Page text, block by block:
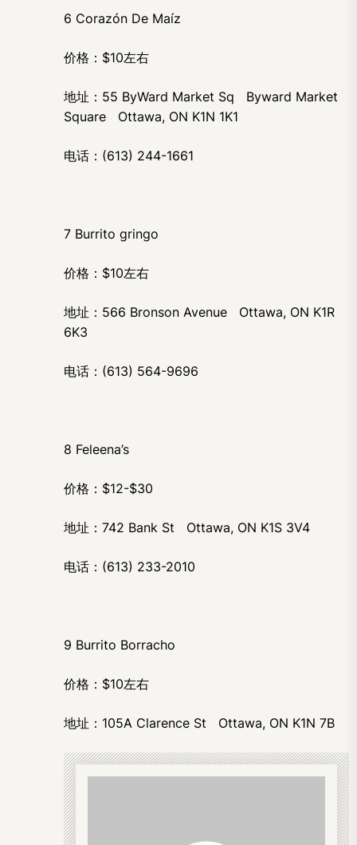
6 Corazón De Maíz
价格：$10左右
地址：55 ByWard Market Sq Byward Market
Square Ottawa, ON K1N 1K1
电话：(613) 244-1661
7 Burrito gringo
价格：$10左右
地址：566 Bronson Avenue Ottawa, ON K1R
6K3
电话：(613) 564-9696
8 Feleena’s
价格：$12-$30
地址：742 Bank St Ottawa, ON K1S 3V4
电话：(613) 233-2010
9 Burrito Borracho
价格：$10左右
地址：105A Clarence St Ottawa, ON K1N 7B